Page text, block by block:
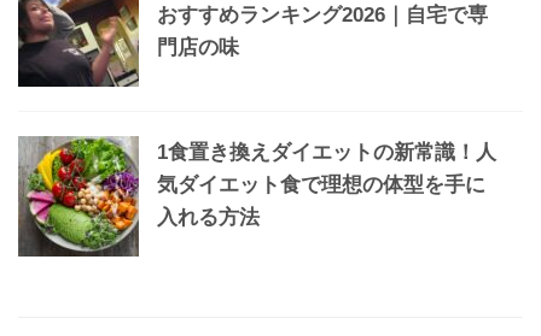
おすすめランキング2026｜自宅で専
門店の味
1食置き換えダイエットの新常識！人
気ダイエット食で理想の体型を手に
入れる方法